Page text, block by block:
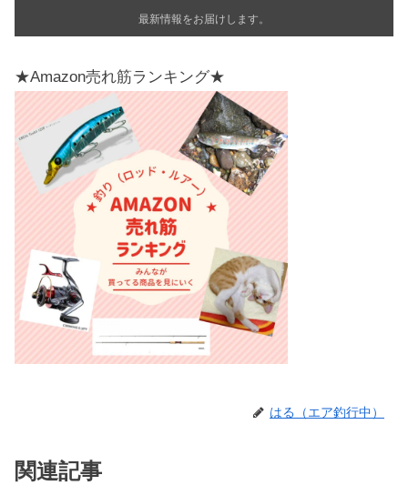
最新情報をお届けします。
★Amazon売れ筋ランキング★
はる（エア釣行中）
関連記事